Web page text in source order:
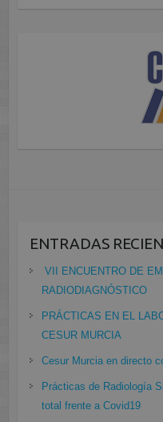
ENTRADAS
VII ENCUENTRO DE
RADIODIAGNÓSTICO
PRÁCTICAS EN EL
CESUR MURCIA
Cesur Murcia en directo
Prácticas de Radiología
total frente a Covid19